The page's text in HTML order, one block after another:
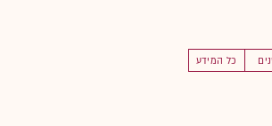
כל המידע